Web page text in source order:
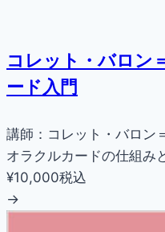
コレット・バロン
ード入門
講師：コレット・バロン
オラクルカードの仕組み
¥10,000税込
→